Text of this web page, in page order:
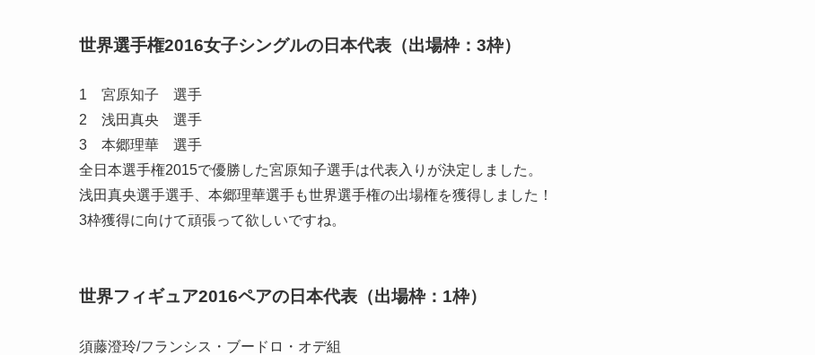
世界選手権2016女子シングルの日本代表（出場枠：3枠）
1 宮原知子 選手
2 浅田真央 選手
3 本郷理華 選手
全日本選手権2015で優勝した宮原知子選手は代表入りが決定しました。
浅田真央選手選手、本郷理華選手も世界選手権の出場権を獲得しました！
3枠獲得に向けて頑張って欲しいですね。
世界フィギュア2016ペアの日本代表（出場枠：1枠）
須藤澄玲/フランシス・ブードロ・オデ組